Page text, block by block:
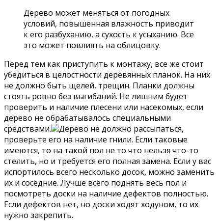
Дерево может меняться от погодных
условий, повышенная влажность приводит
к его разбуханию, а сухость к усыханию. Все
это может повлиять на облицовку.
Перед тем как приступить к монтажу, все же стоит
убедиться в целостности деревянных планок. На них
не должно быть щелей, трещин. Планки должны
стоять ровно без выгибаний. Не лишним будет
проверить и наличие плесени или насекомых, если
дерево не обрабатывалось специальными
средствами.
Дерево не должно рассыпаться,
проверьте его на наличие гнили. Если таковые
имеются, то на такой пол не то что нельзя что-то
стелить, но и требуется его полная замена. Если у вас
испортилось всего несколько досок, можно заменить
их и соседние. Лучше всего поднять весь пол и
посмотреть доски на наличие дефектов полностью.
Если дефектов нет, но доски ходят ходуном, то их
нужно закрепить.